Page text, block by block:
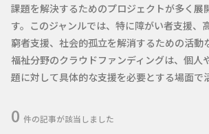
課題を解決するためのプロジェクトが多く展
す。このジャンルでは、特に障がい者支援、
窮者支援、社会的孤立を解消するための活動
福祉分野のクラウドファンディングは、個人
題に対して具体的な支援を必要とする場面で
0 件の記事が該当しました